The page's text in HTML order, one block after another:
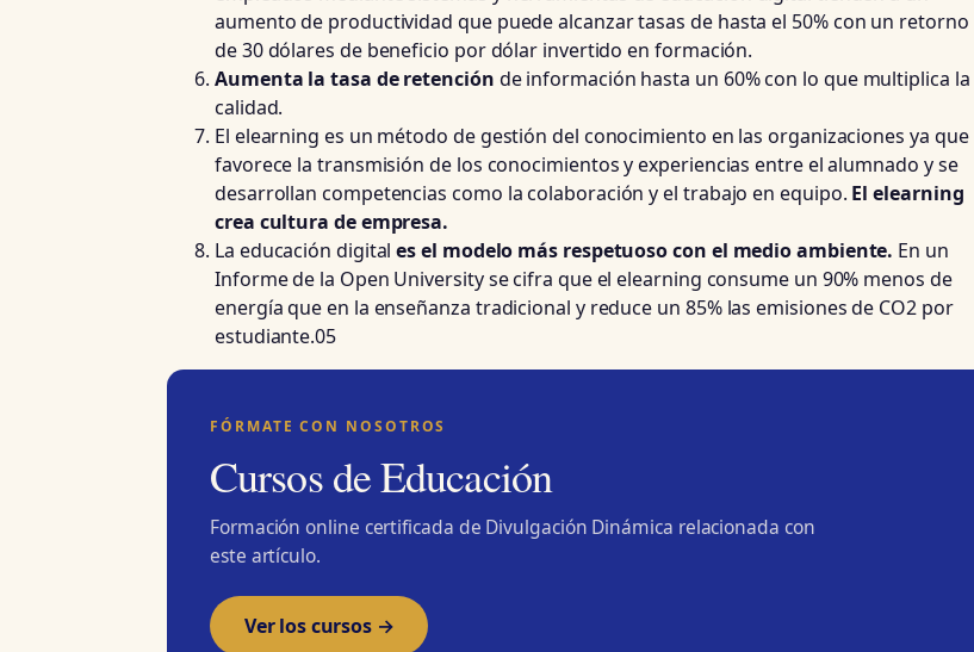
aumento de productividad que puede alcanzar tasas de hasta el 50% con un retorno
de 30 dólares de beneficio por dólar invertido en formación.
Aumenta la tasa de retención de información hasta un 60% con lo que multiplica la
calidad.
El elearning es un método de gestión del conocimiento en las organizaciones ya que
favorece la transmisión de los conocimientos y experiencias entre el alumnado y se
desarrollan competencias como la colaboración y el trabajo en equipo. El elearning
crea cultura de empresa.
La educación digitales el modelo más respetuoso con el medio ambiente. En un
Informe de la Open University se cifra que el elearning consume un 90% menos de
energía que en la enseñanza tradicional y reduce un 85% las emisiones de CO2 por
estudiante.05
FÓRMATE CON NOSOTROS
Cursos de Educación
Formación online certificada de Divulgación Dinámica relacionada con
este artículo.
Ver los cursos →